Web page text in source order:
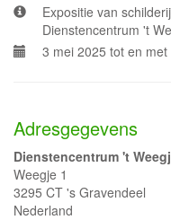
Expositie van
Dienstencentrum 't
3 mei 2025 tot en
Adresgegevens
Dienstencentrum 't
Weegje 1
3295 CT 's Gravendeel
Nederland